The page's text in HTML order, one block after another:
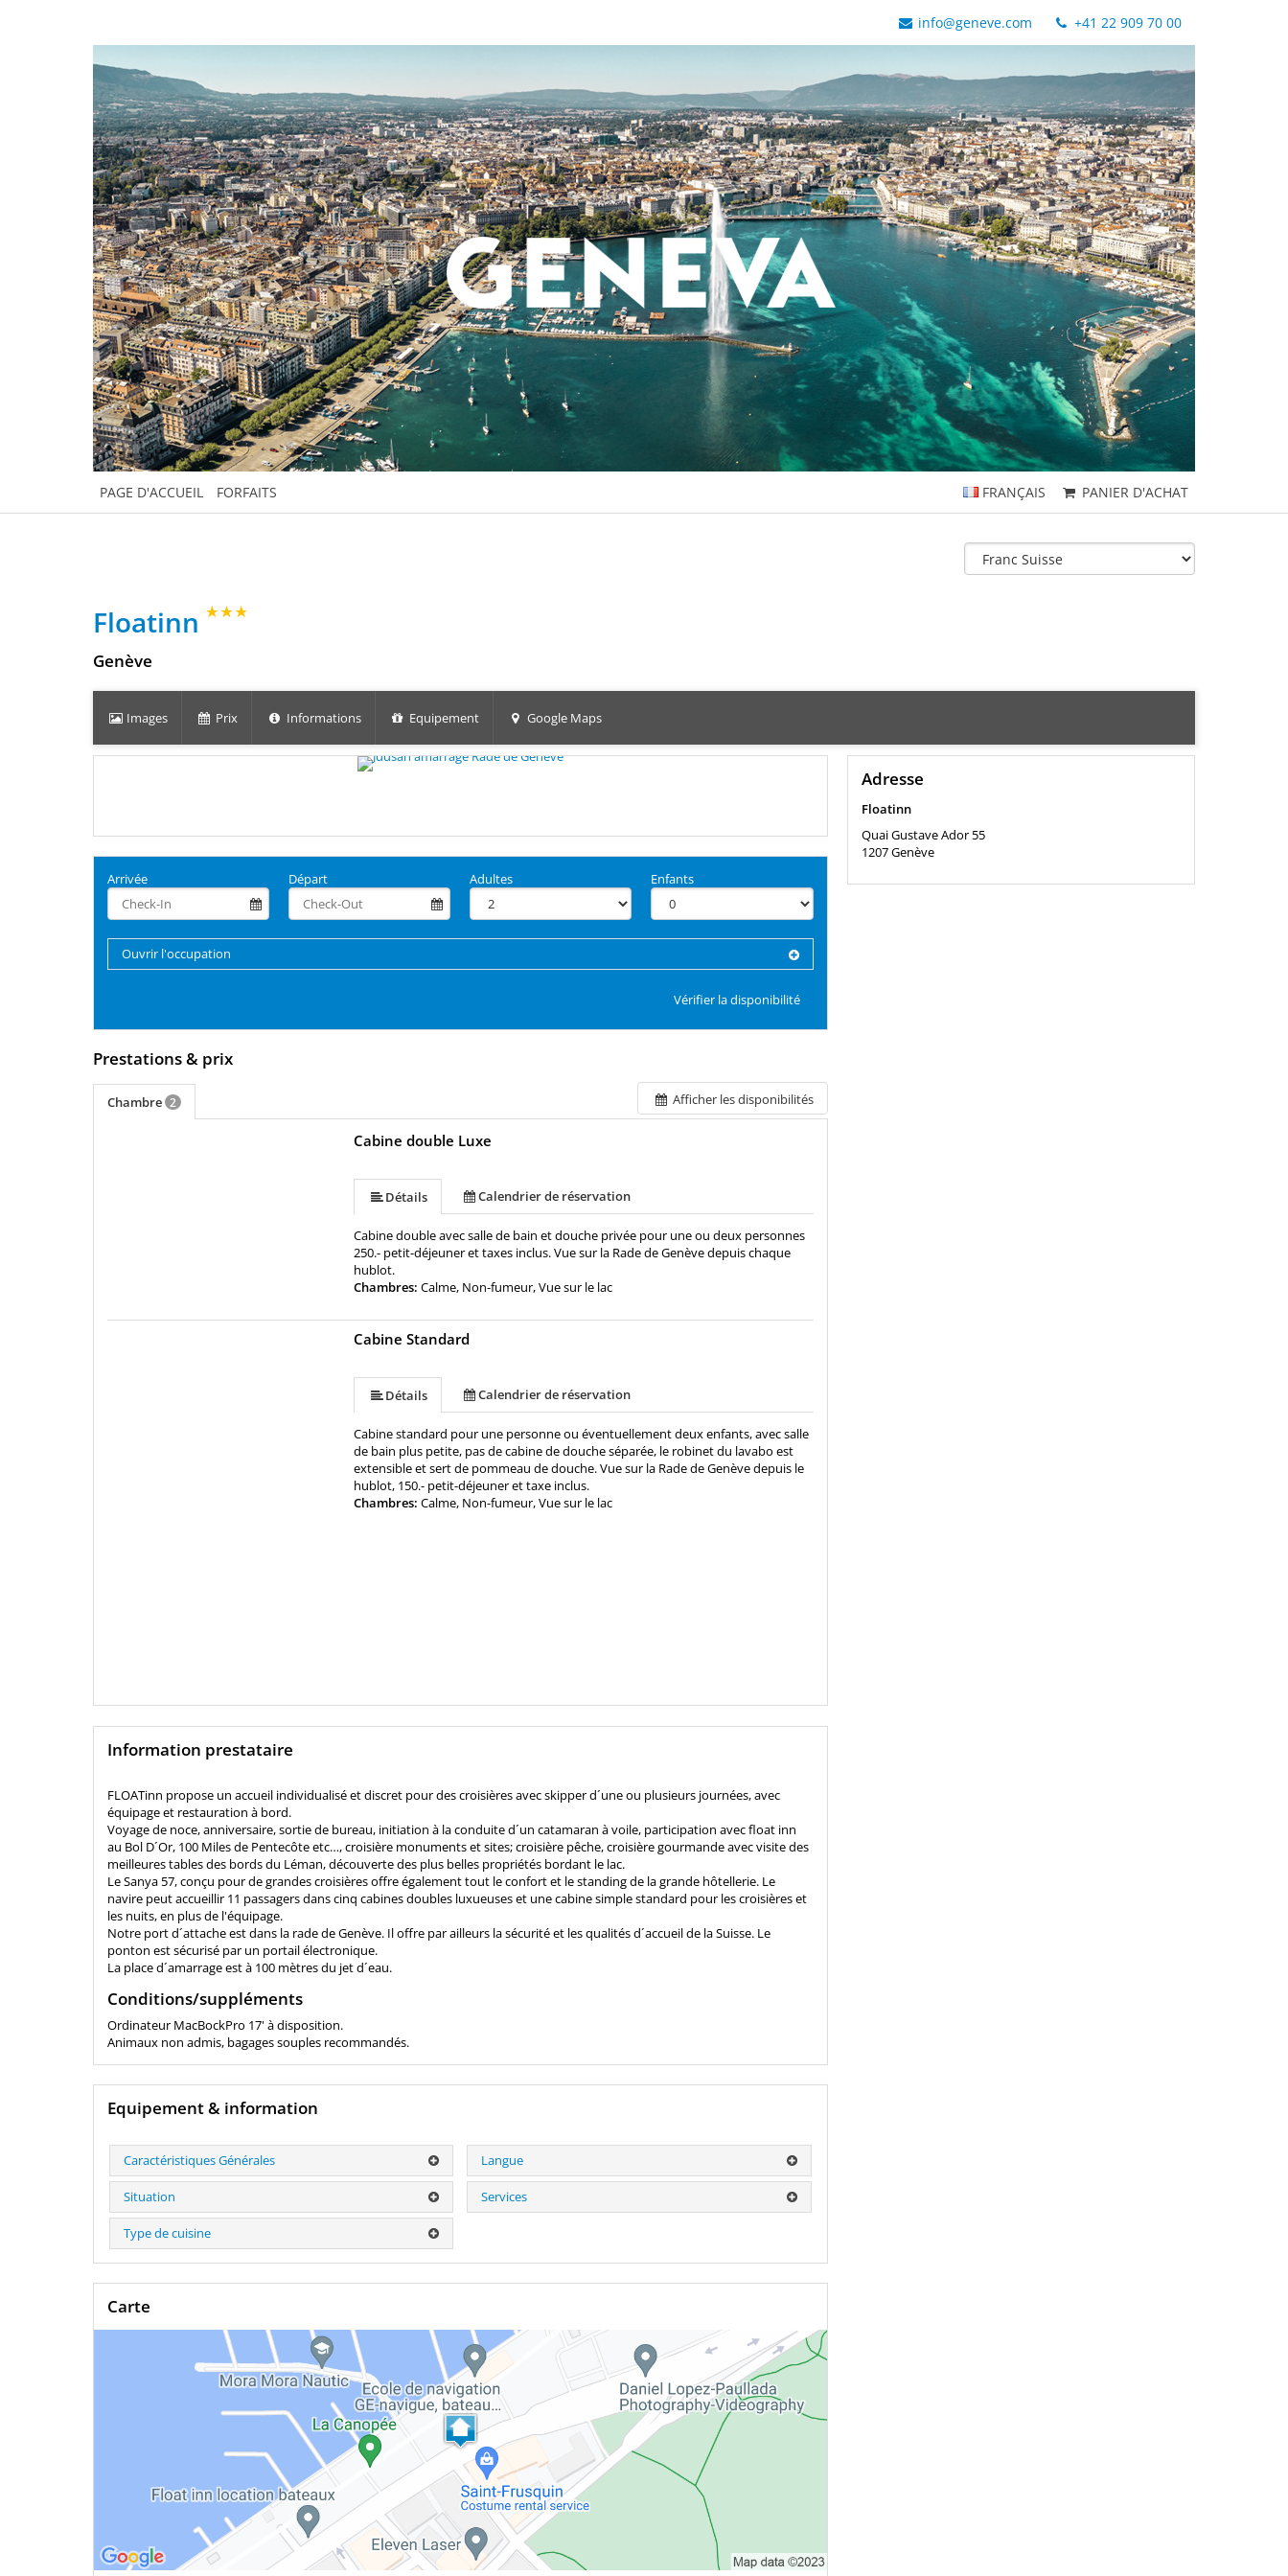
info@geneve.com +41 22 909 70 00
FRANÇAIS PANIER D'ACHAT
PAGE D'ACCUEIL FORFAITS
Floatinn
Genève
Images Prix Informations Equipement Google Maps
Arrivée Départ Adultes Enfants
Ouvrir l'occupation
Vérifier la disponibilité
Afficher les disponibilités
Prestations & prix
Chambre 2
Cabine double Luxe
Détails Calendrier de réservation
Cabine double avec salle de bain et douche privée pour une ou deux personnes
250.- petit-déjeuner et taxes inclus. Vue sur la Rade de Genève depuis chaque
hublot.
Chambres:Calme, Non-fumeur, Vue sur le lac
Cabine Standard
Détails Calendrier de réservation
Cabine standard pour une personne ou éventuellement deux enfants, avec salle
de bain plus petite, pas de cabine de douche séparée, le robinet du lavabo est
extensible et sert de pommeau de douche. Vue sur la Rade de Genève depuis le
hublot, 150.- petit-déjeuner et taxe inclus.
Chambres:Calme, Non-fumeur, Vue sur le lac
Information prestataire
FLOATinn propose un accueil individualisé et discret pour des croisières avec skipper d´une ou plusieurs journées, avec
équipage et restauration à bord.
Voyage de noce, anniversaire, sortie de bureau, initiation à la conduite d´un catamaran à voile, participation avec float inn
au Bol D´Or, 100 Miles de Pentecôte etc…, croisière monuments et sites; croisière pêche, croisière gourmande avec visite des
meilleures tables des bords du Léman, découverte des plus belles propriétés bordant le lac.
Le Sanya 57, conçu pour de grandes croisières offre également tout le confort et le standing de la grande hôtellerie. Le
navire peut accueillir 11 passagers dans cinq cabines doubles luxueuses et une cabine simple standard pour les croisières et
les nuits, en plus de l'équipage.
Notre port d´attache est dans la rade de Genève. Il offre par ailleurs la sécurité et les qualités d´accueil de la Suisse. Le
ponton est sécurisé par un portail électronique.
La place d´amarrage est à 100 mètres du jet d´eau.
Conditions/suppléments
Ordinateur MacBockPro 17' à disposition.
Animaux non admis, bagages souples recommandés.
Equipement & information
Caractéristiques Générales Langue
Situation Services
Type de cuisine
Carte
Adresse
Floatinn
Quai Gustave Ador 55
1207Genève